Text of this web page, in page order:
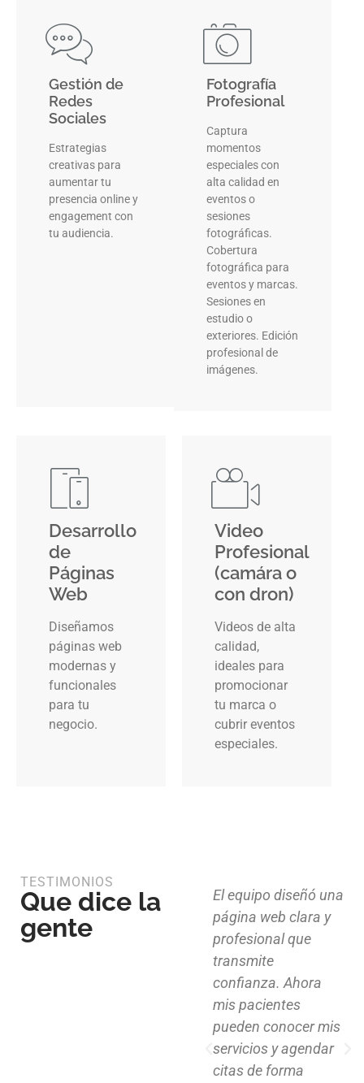
Gestión de
Redes
Sociales
Estrategias
creativas para
aumentar tu
presencia online y
engagement con
tu audiencia.
Fotografía
Profesional
Captura
momentos
especiales con
alta calidad en
eventos o
sesiones
fotográficas.
Cobertura
fotográfica para
eventos y marcas.
Sesiones en
estudio o
exteriores. Edición
profesional de
imágenes.
Desarrollo
de
Páginas
Web
Diseñamos
páginas web
modernas y
funcionales
para tu
negocio.
Video
Profesional
(camára o
con dron)
Videos de alta
calidad,
ideales para
promocionar
tu marca o
cubrir eventos
especiales.
TESTIMONIOS
Que dice la
gente
Diseño limpio,
estructura funcional
y atención al detalle.
El equipo diseñó una
página web clara y
profesional que
transmite
confianza. Ahora
mis pacientes
pueden conocer mis
servicios y agendar
citas de forma